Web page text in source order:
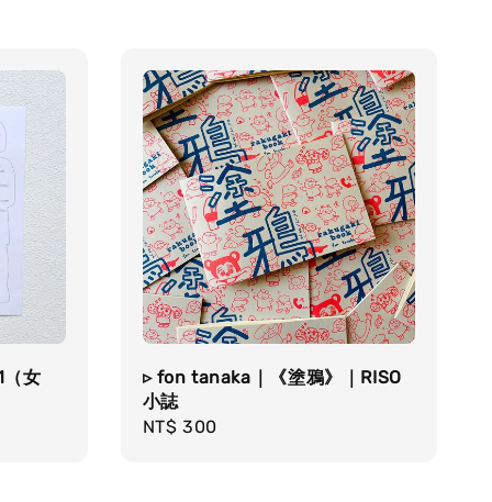
女
▹ fon tanaka｜《塗鴉》｜RISO
小誌
Regular
NT$ 300